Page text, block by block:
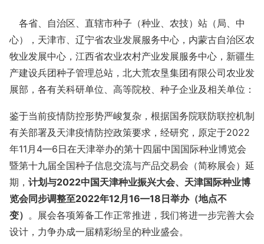
各省、自治区、直辖市种子（种业、农技）站（局、中
心），天津市、辽宁省农业发展服务中心，内蒙古自治区农
牧业发展中心，江西省农业农村产业发展服务中心，新疆生
产建设兵团种子管理总站，北大荒农垦集团有限公司农业发
展部，各有关科研单位、高等院校、种子企业及相关单位：
鉴于当前疫情防控形势严峻复杂，根据国务院联防联控机制
有关部署及天津疫情防控政策要求，经研究，原定于2022
年11月4—6日在天津举办的第十四届中国国际种业博览会
暨第十九届全国种子信息交流与产品交易会（简称展会）延
期， 计划与2022中国天津种业振兴大会、天津国际种业博
览会同步调整至2022年12月16—18日举办（地点不
变） 。展会各项筹备工作正常推进，我们将进一步完善大会
设计，力争办成一届精彩纷呈的种业盛会。